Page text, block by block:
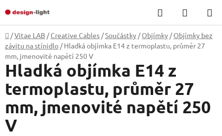
na
obsah
Hledat
KOŠÍK
Domů
/Vitae LAB / Creative Cables /Součástky / Objímky / Objímky bez
závitu na stínidlo / Hladká objímka E14 z termoplastu, průměr 27
mm, jmenovité napětí 250 V
Hladká objímka E14 z
termoplastu, průměr 27
mm, jmenovité napětí 250
V